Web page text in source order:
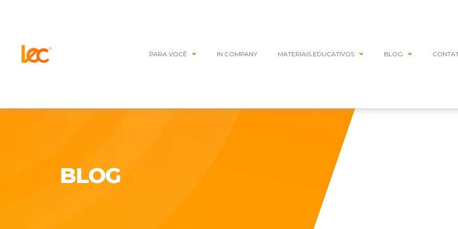
PARA VOCÊ IN COMPANY MATERIAIS EDUCATIVOS BLOG
BLOG